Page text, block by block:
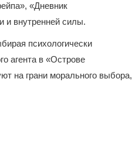
«Дневник
и внутренней силы.
психологически
агента в «Острове
на грани морального выбора,